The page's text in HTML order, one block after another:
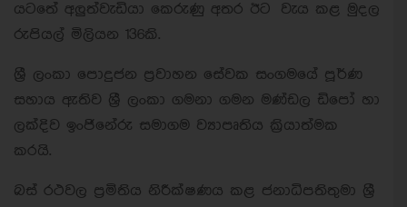
යටතේ අලුත්වැඩියා කෙරුණු අතර ඊට වැය කළ මුදල
රුපියල් මිලියන 136කි.
ශ්‍රී ලංකා පොදුජන ප්‍රවාහන සේවක සංගමයේ පූර්ණ
සහාය ඇතිව ශ්‍රී ලංකා ගමනා ගමන මණ්ඩල ඩිපෝ හා
ලක්දිව ඉංජිනේරු සමාගම ව්‍යාපෘතිය ක්‍රියාත්මක
කරයි.
බස් රථවල ප්‍රමිතිය නිරීක්ෂණය කළ ජනාධිපතිතුමා ශ්‍රී